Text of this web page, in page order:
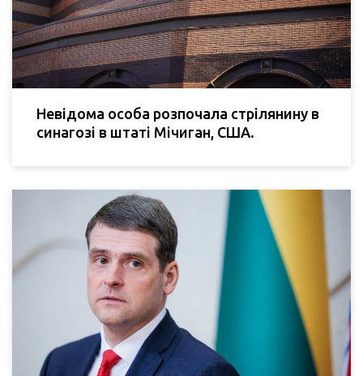
Невідома особа розпочала стрілянину в
синагозі в штаті Мічиган, США.